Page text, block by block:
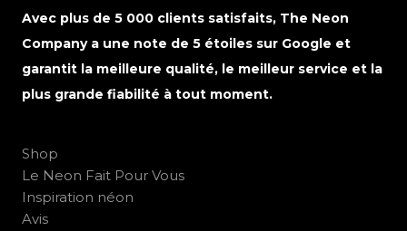
Avec plus de 5 000 clients satisfaits, The Neon
Company a une note de 5 étoiles sur Google et
garantit la meilleure qualité, le meilleur service et la
plus grande fiabilité à tout moment.
Shop
Le Neon Fait Pour Vous
Inspiration néon
Avis